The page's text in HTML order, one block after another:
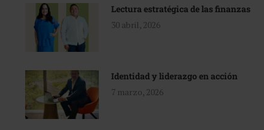
Lectura estratégica de las finanzas
30 abril, 2026
Identidad y liderazgo en acción
7 marzo, 2026